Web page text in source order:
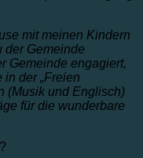
mit meinen Kindern
der Gemeinde
Gemeinde engagiert,
der „Freien
(Musik und Englisch)
für die wunderbare